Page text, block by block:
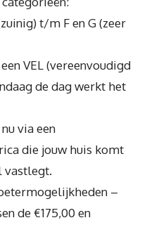
t/m F en G (zeer
VEL (vereenvoudigd
de dag werkt het
via een
die jouw huis komt
vastlegt.
–
de €175,00 en